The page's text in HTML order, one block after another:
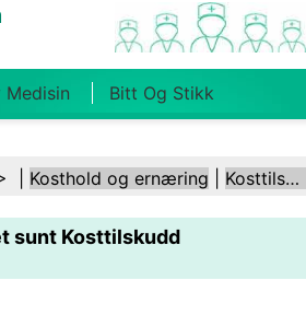
Bitt Og Stikk
Familiehelse
Helse Folkehelse Og
Prosedyrer Helse
| Kosthold og ernæring Kosttilskudd
sunt Kosttilskudd